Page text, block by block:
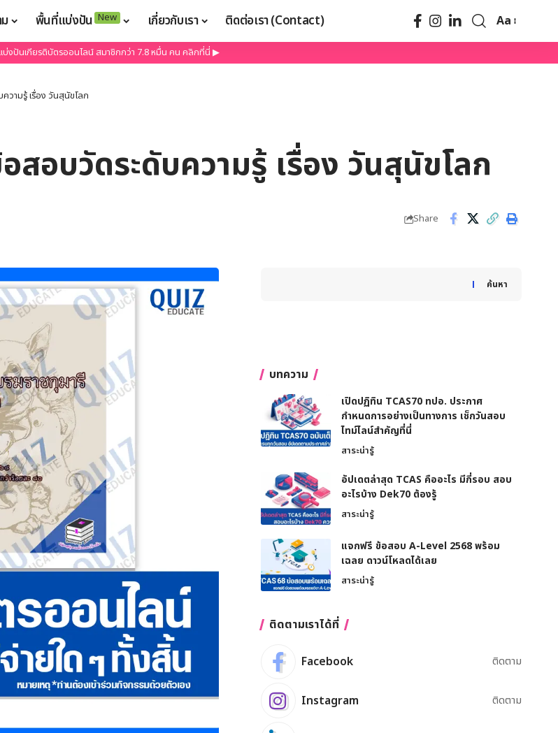
พื้นที่แบ่งปัน New เกี่ยวกับเรา ติดต่อเรา (Contact) Aa
บ่งปันเกียรติบัตรออนไลน์ สมาชิกกว่า 7.8 หมื่น คน คลิกที่นี่ ▶
วามรู้ เรื่อง วันสุนัขโลก
อบวัดระดับความรู้ เรื่อง วันสุนัขโลก
Share
ค้นหา
When autocomplete results are available use up and
บทความ
เปิดปฏิทิน TCAS70 ทปอ. ประกาศ
กำหนดการอย่างเป็นทางการ เช็กวันสอบ
ไทม์ไลน์สำคัญที่นี่
สาระน่ารู้
อัปเดตล่าสุด TCAS คืออะไร มีกี่รอบ สอบ
อะไรบ้าง Dek70 ต้องรู้
สาระน่ารู้
แจกฟรี ข้อสอบ A-Level 2568 พร้อม
เฉลย ดาวน์โหลดได้เลย
สาระน่ารู้
ติดตามเราได้ที่
Facebook ติดตาม
Instagram ติดตาม